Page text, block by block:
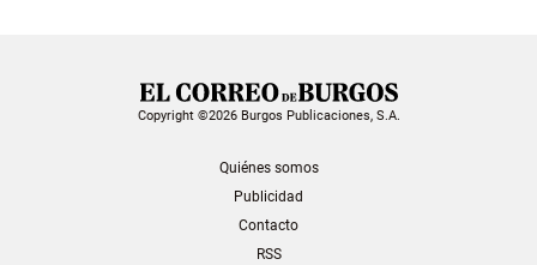
Copyright ©2026 Burgos Publicaciones, S.A.
Quiénes somos
Publicidad
Contacto
RSS